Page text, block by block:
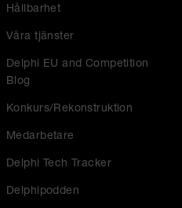
Hållbarhet
Våra tjänster
Delphi EU and Competition
Blog
Konkurs/Rekonstruktion
Medarbetare
Delphi Tech Tracker
Delphipodden